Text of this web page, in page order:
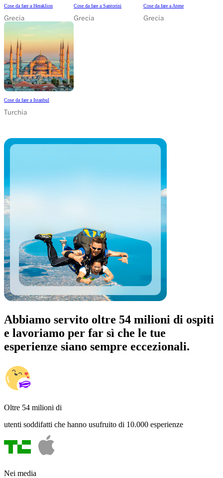
Cose da fare a Heraklion
Grecia
Cose da fare a Santorini
Grecia
Cose da fare a Atene
Grecia
Cose da fare a Istanbul
Turchia
Abbiamo servito oltre 54 milioni di ospiti
e lavoriamo per far sì che le tue
esperienze siano sempre eccezionali.
Oltre 54 milioni di
utenti soddifatti che hanno usufruito di 10.000 esperienze
Nei media